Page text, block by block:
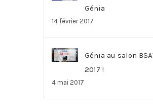
Génia
14 février 2017
Génia au salon
2017 !
4 mai 2017